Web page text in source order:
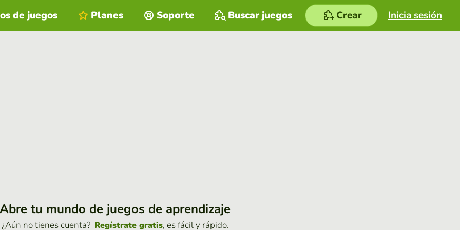
Inicia sesión
de juegos Planes Soporte Buscar juegos Crear
Abre tu mundo de juegos de aprendizaje
¿Aún no tienes cuenta? Regístrate gratis, es fácil y rápido.